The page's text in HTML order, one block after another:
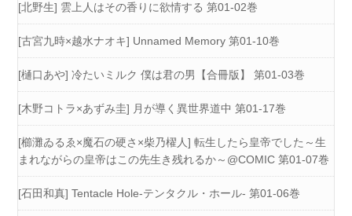
[北野生] 雲上人はその香りに欲情する 第01-02巻
[古宮九時×越水ナオキ] Unnamed Memory 第01-10巻
[樋口あや] 冷たいミルク 僕は君の男【合冊版】 第01-03巻
[木野コトラ×あずみ圭] 月が導く異世界道中 第01-17巻
[櫛灘ゐるゑ×魔石の硬さ×柴乃櫂人] 転生したら皇帝でした～生
まれながらの皇帝はこの先生き残れるか～@COMIC 第01-07巻
[石田和真] Tentacle Hole-テンタクル・ホール- 第01-06巻